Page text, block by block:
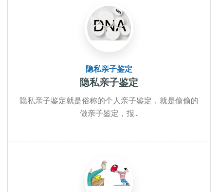
隐私亲子鉴定
隐私亲子鉴定
隐私亲子鉴定就是俗称的个人亲子鉴定，就是偷偷的
做亲子鉴定，报...